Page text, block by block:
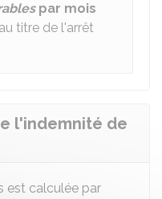
par mois
titre de l'arrêt
l'indemnité de
est calculée par